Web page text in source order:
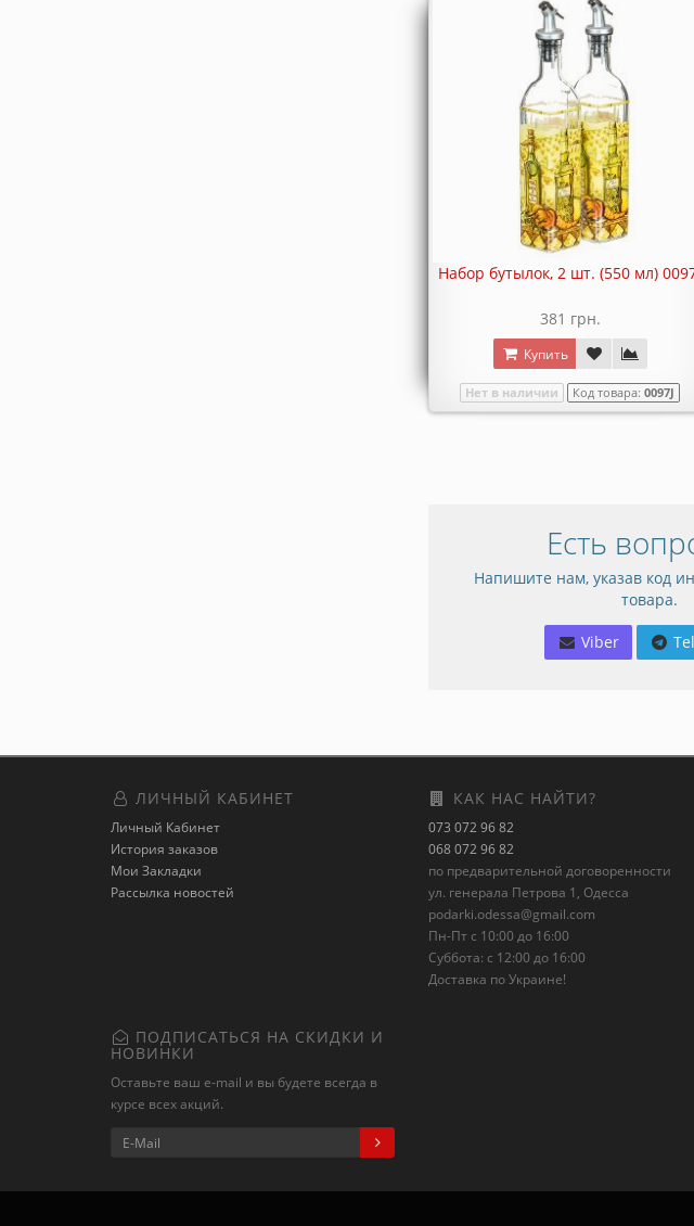
Набор бутылок, 2 шт. (550 мл)
381 грн.
Купить
Нет в наличии Код товара:0097J
Есть
Напишите нам, указав код
товара.
Viber
ЛИЧНЫЙ КАБИНЕТ
Личный Кабинет
История заказов
Мои Закладки
Рассылка новостей
КАК НАС НАЙТИ?
073 072 96 82
068 072 96 82
по предварительной договоренности
ул. генерала Петрова 1, Одесса
podarki.odessa@gmail.com
Пн-Пт с 10:00 до 16:00
Суббота: с 12:00 до 16:00
Доставка по Украине!
ПОДПИСАТЬСЯ НА СКИДКИ И
НОВИНКИ
Оставьте ваш e-mail и вы будете всегда в
курсе всех акций.